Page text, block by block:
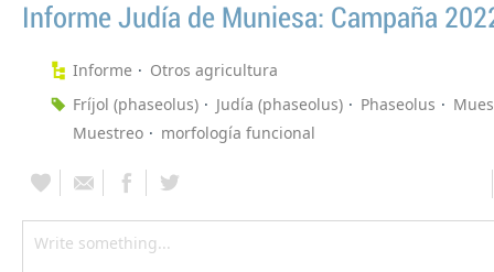
Informe Judía de Muniesa: Campaña
Informe
Otros agricultura
Fríjol (phaseolus)
Judía (phaseolus) Phaseolus
Muestreo
morfología funcional